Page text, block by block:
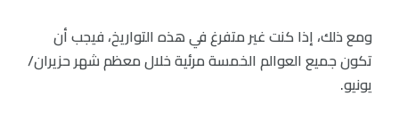
ومع ذلك، إذا كنت غير متفرغ في هذه التواريخ، فيجب أن
تكون جميع العوالم الخمسة مرئية خلال معظم شهر حزيران/
يونيو.